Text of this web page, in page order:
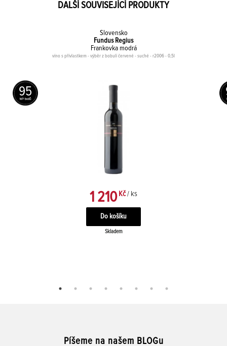
DALŠÍ SOUVISEJÍCÍ PRODUKTY
Slovensko
Fundus Regius
Frankovka modrá
víno s přívlastkem - výběr z bobulí červené - suché - r2006 - 0,5l
95
1 210Kč / ks
Skladem
Píšeme na našem BLOGu